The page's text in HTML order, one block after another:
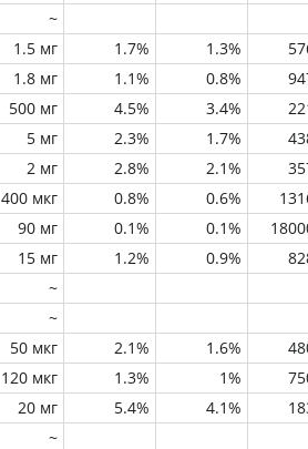
~
1.5 мг 1.7% 1.3%
1.8 мг 1.1% 0.8%
500 мг 4.5% 3.4%
5 мг 2.3% 1.7%
2 мг 2.8% 2.1%
400 мкг 0.8% 0.6%
90 мг 0.1% 0.1%
15 мг 1.2% 0.9%
~
~
50 мкг 2.1% 1.6%
120 мкг 1.3% 1%
20 мг 5.4% 4.1%
~